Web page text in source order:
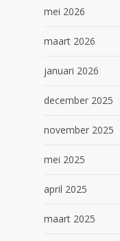
mei 2026
maart 2026
januari 2026
december 2025
november 2025
mei 2025
april 2025
maart 2025